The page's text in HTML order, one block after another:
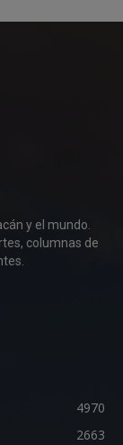
y el mundo.
columnas de
4970
2663